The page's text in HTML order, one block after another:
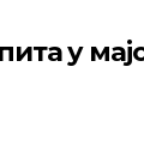
у